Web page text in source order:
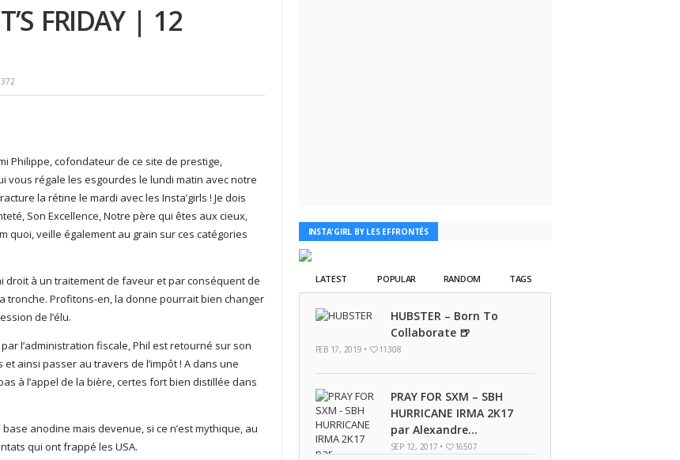
FRIDAY | 12
Philippe, cofondateur de ce site de prestige,
vous régale les esgourdes le lundi matin avec notre
la rétine le mardi avec les Insta’girls ! Je dois
Son Excellence, Notre père qui êtes aux cieux,
quoi, veille également au grain sur ces catégories
droit à un traitement de faveur et par conséquent de
tronche. Profitons-en, la donne pourrait bien changer
de l’élu.
l’administration fiscale, Phil est retourné sur son
ainsi passer au travers de l’impôt ! A dans une
à l’appel de la bière, certes fort bien distillée dans
anodine mais devenue, si ce n’est mythique, au
qui ont frappé les USA.
INSTA'GIRL BY LES EFFRONTÉS
LATEST POPULAR RANDOM TAGS
HUBSTER – Born To
Collaborate 🍺
FEB 17, 2019 • 11308
PRAY FOR SXM – SBH
HURRICANE IRMA 2K17
par Alexandre...
SEP 12, 2017 • 16507